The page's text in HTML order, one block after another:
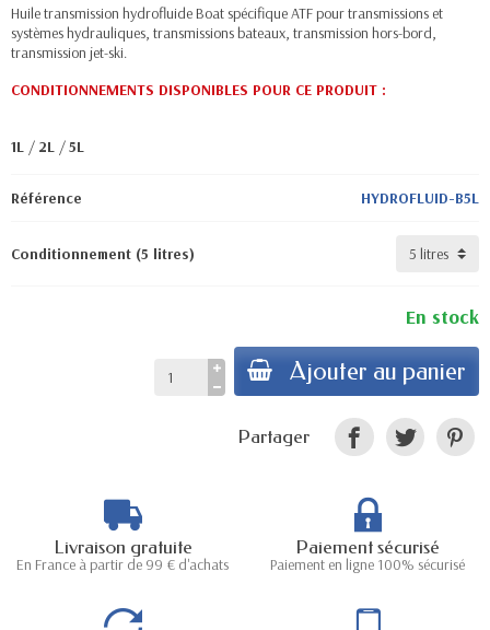
Huile transmission hydrofluide Boat spécifique ATF pour transmissions et
systèmes hydrauliques, transmissions bateaux, transmission hors-bord,
transmission jet-ski.
CONDITIONNEMENTS DISPONIBLES POUR CE PRODUIT :
1L / 2L /5L
Référence HYDROFLUID-B5L
Conditionnement (5 litres)
En stock
Ajouter au panier
Partager
Livraison gratuite
En France à partir de 99 € d'achats
Paiement sécurisé
Paiement en ligne 100% sécurisé